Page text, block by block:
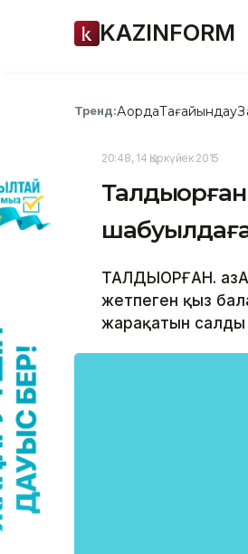
KAZINFORM
Тренд:АқордаТағайындау
20:48, 14 Қыркүйек 2015
ТАЛДЫҚОРҒАН.
жетпеген қыз
жарақатын салды